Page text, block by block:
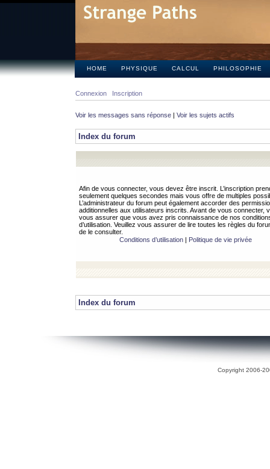
HOME PHYSIQUE CALCUL PHILOSOPHIE
Connexion Inscription
Voir les messages sans réponse | Voir les sujets actifs
Index du forum
Afin de vous connecter, vous devez être inscrit. L’inscription
seulement quelques secondes mais vous offre de multiples
L’administrateur du forum peut également accorder des
additionnelles aux utilisateurs inscrits. Avant de vous connecter,
vous assurer que vous avez pris connaissance de nos
d’utilisation. Veuillez vous assurer de lire toutes les règles du
de le consulter.
Conditions d’utilisation| Politique de vie privée
Index du forum
Copyright 2006-